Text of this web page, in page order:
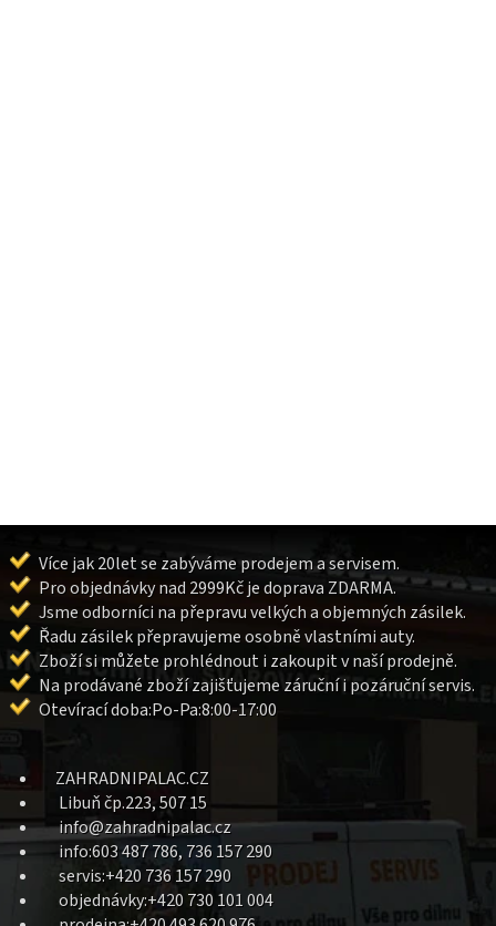
Více jak 20let se zabýváme prodejem a servisem.
Pro objednávky nad 2999Kč je doprava ZDARMA.
Jsme odborníci na přepravu velkých a objemných zásilek.
Řadu zásilek přepravujeme osobně vlastními auty.
Zboží si můžete prohlédnout i zakoupit v naší prodejně.
Na prodávané zboží zajišťujeme záruční i pozáruční servis.
Otevírací doba:Po-Pa:8:00-17:00
ZAHRADNIPALAC.CZ
Libuň čp.223, 507 15
info@zahradnipalac.cz
info:603 487 786, 736 157 290
servis:+420 736 157 290
objednávky:+420 730 101 004